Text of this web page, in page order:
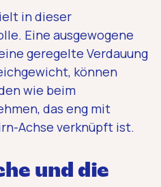
in dieser
Eine ausgewogene
geregelte Verdauung
können
wie beim
das eng mit
Achse verknüpft ist.
und die